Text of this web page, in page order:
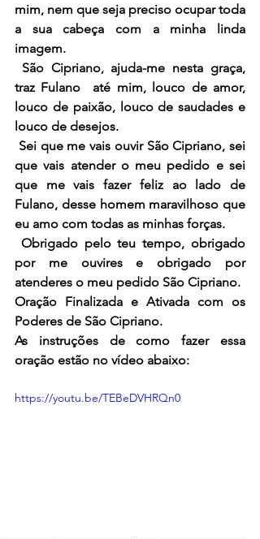
mim, nem que seja preciso ocupar toda
a sua cabeça com a minha linda
imagem.
traz Fulano  até mim, louco de amor,
louco de paixão, louco de saudades e
louco de desejos.
que vais atender o meu pedido e sei
que me vais fazer feliz ao lado de
Fulano, desse homem maravilhoso que
eu amo com todas as minhas forças.
por me ouvires e obrigado por
atenderes o meu pedido São Cipriano.
Oração Finalizada e Ativada com os
Poderes de São Cipriano.
As instruções de como fazer essa
oração estão no vídeo abaixo:
https://youtu.be/TEBeDVHRQn0